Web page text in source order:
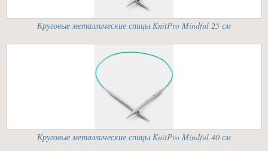
Круговые металлические спицы KnitPro Mindful 25 см
Круговые металлические спицы KnitPro Mindful 40 см